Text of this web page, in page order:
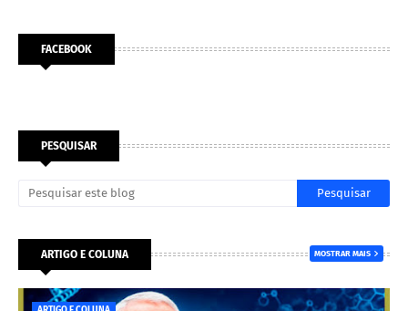
FACEBOOK
PESQUISAR
ARTIGO E COLUNA MOSTRAR MAIS